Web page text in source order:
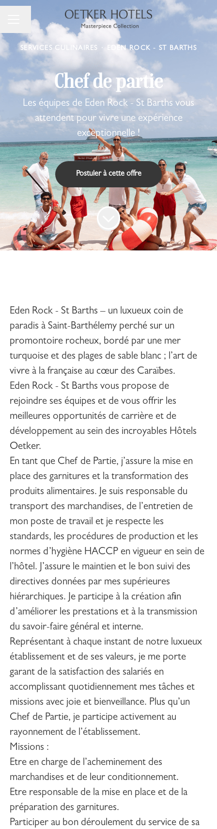
Menu carrière
Changer la langue
SERVICES CULINAIRES · EDEN ROCK - ST BARTHS
Chef de partie
Les équipes de Eden Rock - St Barths vous
attendent pour vivre une expérience
exceptionnelle !
Postuler à cette offre
Eden Rock - St Barths – un luxueux coin de
paradis à Saint-Barthélemy perché sur un
promontoire rocheux, bordé par une mer
turquoise et des plages de sable blanc ; l’art de
vivre à la française au cœur des Caraïbes.
Eden Rock - St Barths vous propose de
rejoindre ses équipes et de vous offrir les
meilleures opportunités de carrière et de
développement au sein des incroyables Hôtels
Oetker.
En tant que Chef de Partie, j’assure la mise en
place des garnitures et la transformation des
produits alimentaires. Je suis responsable du
transport des marchandises, de l’entretien de
mon poste de travail et je respecte les
standards, les procédures de production et les
normes d’hygiène HACCP en vigueur en sein de
l’hôtel. J’assure le maintien et le bon suivi des
directives données par mes supérieures
hiérarchiques. Je participe à la création afin
d’améliorer les prestations et à la transmission
du savoir-faire général et interne.
Représentant à chaque instant de notre luxueux
établissement et de ses valeurs, je me porte
garant de la satisfaction des salariés en
accomplissant quotidiennement mes tâches et
missions avec joie et bienveillance. Plus qu’un
Chef de Partie, je participe activement au
rayonnement de l’établissement.
Missions :
Etre en charge de l’acheminement des
marchandises et de leur conditionnement.
Etre responsable de la mise en place et de la
préparation des garnitures.
Participer au bon déroulement du service de sa